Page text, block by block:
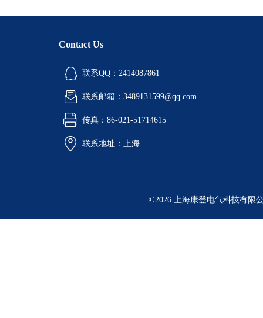
Contact Us
联系QQ：2414087861
联系邮箱：3489131599@qq.com
传真：86-021-51714615
联系地址：上海
©2026 上海康登电气科技有限